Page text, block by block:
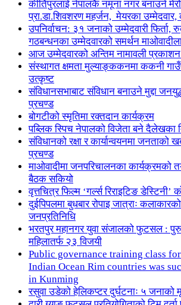
कीर्तिपुरलाई नेपालकै नमूना नगर बनाउने
प्रा.डा.शिवशरण महर्जन, मेयरका उम्मेदवार,
उपनिर्वाचन: ३१ जनाको उम्मेदवारी फिर्ता,
गठबन्धनका उम्मेदवारको समर्थन
आज उम्मेदवारको अन्तिम नामावली
संस्थागत क्षमता मुल्याङ्ककनमा ककनी
उत्कृष्ट
संविधानसभाबाट संविधान बनाउने मुद्दा
प्रचण्ड
बोगटीको स्मृतिमा रक्तदान कार्यक्रम
पब्लिक स्पिच नेपालको विजेता बने दैलेखका
संविधानको रक्षा र कार्यान्वयनमा जनताको
प्रचण्ड
माओवादीमा जनपरिचालनका कार्यक्रमको
बैठक सकियो
वृत्तचित्र फिल्म ‘गर्ल्स रिराइटिङ डेस्टिनी’
दुईपिपलमा बुधबार रोपाइ जात्राः
जनप्रतिनिधि
भरतपुर महानगर युवा संजालको फुटसल :
महिलातर्फ २३ विजयी
Public governance training class
Indian Ocean Rim countries was
in Kunming
रसुवा उडेको हेलिकप्टर दुर्घटनाः ५ जनाको